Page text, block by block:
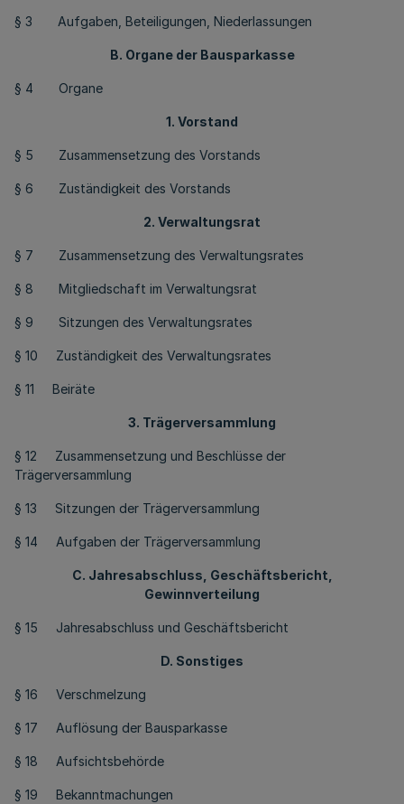
§ 3 Aufgaben, Beteiligungen, Niederlassungen
B. Organe der Bausparkasse
§ 4 Organe
1. Vorstand
§ 5 Zusammensetzung des Vorstands
§ 6 Zuständigkeit des Vorstands
2. Verwaltungsrat
§ 7 Zusammensetzung des Verwaltungsrates
§ 8 Mitgliedschaft im Verwaltungsrat
§ 9 Sitzungen des Verwaltungsrates
§ 10 Zuständigkeit des Verwaltungsrates
§ 11 Beiräte
3. Trägerversammlung
§ 12 Zusammensetzung und Beschlüsse der
Trägerversammlung
§ 13 Sitzungen der Trägerversammlung
§ 14 Aufgaben der Trägerversammlung
C. Jahresabschluss, Geschäftsbericht,
Gewinnverteilung
§ 15 Jahresabschluss und Geschäftsbericht
D. Sonstiges
§ 16 Verschmelzung
§ 17 Auflösung der Bausparkasse
§ 18 Aufsichtsbehörde
§ 19 Bekanntmachungen